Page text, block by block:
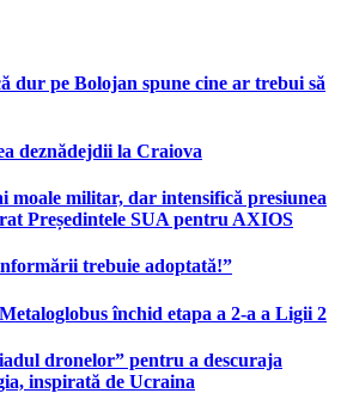
dur pe Bolojan spune cine ar trebui să
deznădejdii la Craiova
moale militar, dar intensifică presiunea
Președintele SUA pentru AXIOS
trebuie adoptată!”
închid etapa a 2-a a Ligii 2
dronelor” pentru a descuraja
inspirată de Ucraina